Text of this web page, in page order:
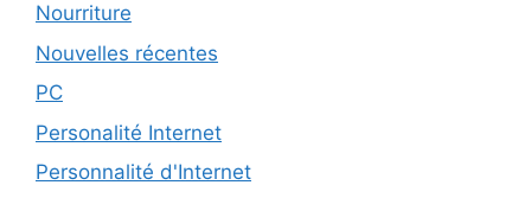
Nourriture
Nouvelles récentes
PC
Personalité Internet
Personnalité d'Internet